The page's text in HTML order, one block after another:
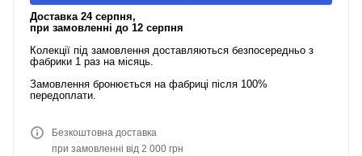
Доставка 24 серпня,
при замовленні до 12 серпня
Колекції під замовлення доставляються безпосередньо з
фабрики 1 раз на місяць.
Замовлення бронюється на фабриці після 100%
передоплати.
Безкоштовна доставка
при замовленні від 2 000 грн